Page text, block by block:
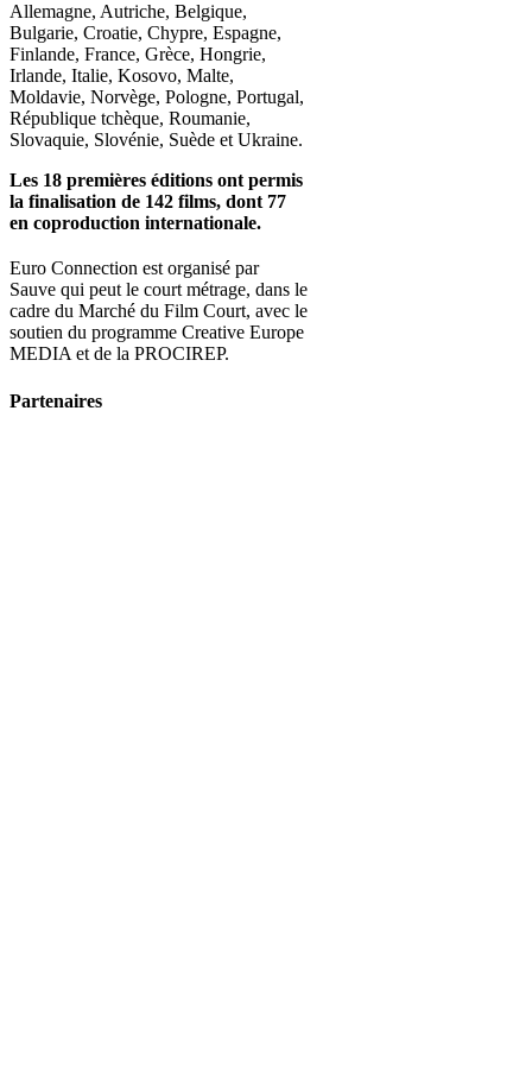
Allemagne, Autriche, Belgique,
Bulgarie, Croatie, Chypre, Espagne,
Finlande, France, Grèce, Hongrie,
Irlande, Italie, Kosovo, Malte,
Moldavie, Norvège, Pologne, Portugal,
République tchèque, Roumanie,
Slovaquie, Slovénie, Suède et Ukraine.
Les 18 premières éditions ont permis
la finalisation de 142 films, dont 77
en coproduction internationale.
Euro Connection est organisé par
Sauve qui peut le court métrage, dans le
cadre du Marché du Film Court, avec le
soutien du programme Creative Europe
MEDIA et de la PROCIREP.
Partenaires